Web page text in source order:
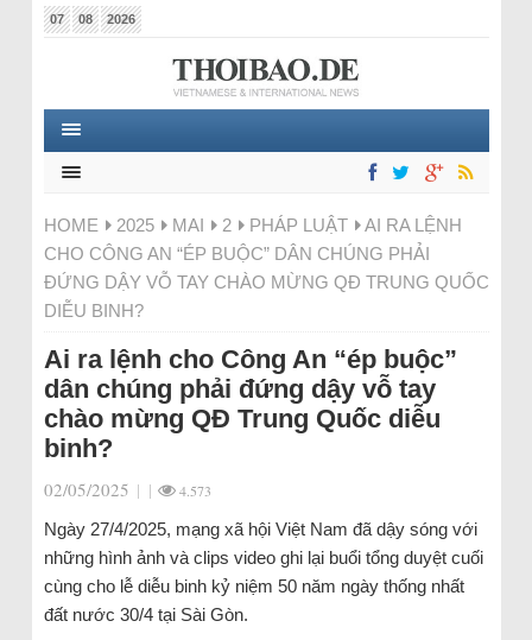
07 08 2026
HOME 2025 MAI 2 PHÁP LUẬT
AI RA LỆNH
CHO CÔNG AN “ÉP BUỘC” DÂN CHÚNG PHẢI
ĐỨNG DẬY VỖ TAY CHÀO MỪNG QĐ TRUNG QUỐC
DIỄU BINH?
Ai ra lệnh cho Công An “ép buộc”
dân chúng phải đứng dậy vỗ tay
chào mừng QĐ Trung Quốc diễu
binh?
02/05/2025 | | 4.573
Ngày 27/4/2025, mạng xã hội Việt Nam đã dậy sóng với
những hình ảnh và clips video ghi lại buổi tổng duyệt cuối
cùng cho lễ diễu binh kỷ niệm 50 năm ngày thống nhất
đất nước 30/4 tại Sài Gòn.